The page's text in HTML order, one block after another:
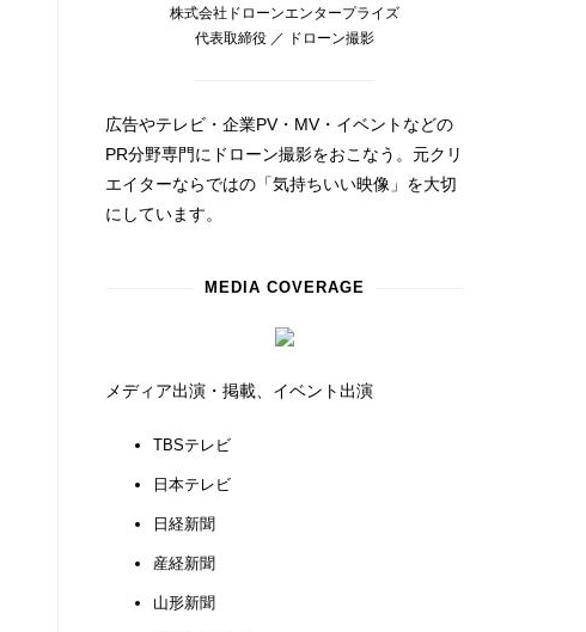
株式会社ドローンエンタープライズ
代表取締役 ／ ドローン撮影
広告やテレビ・企業PV・MV・イベントなどの
PR分野専門にドローン撮影をおこなう。元クリ
エイターならではの「気持ちいい映像」を大切
にしています。
MEDIA COVERAGE
メディア出演・掲載、イベント出演
TBSテレビ
日本テレビ
日経新聞
産経新聞
山形新聞